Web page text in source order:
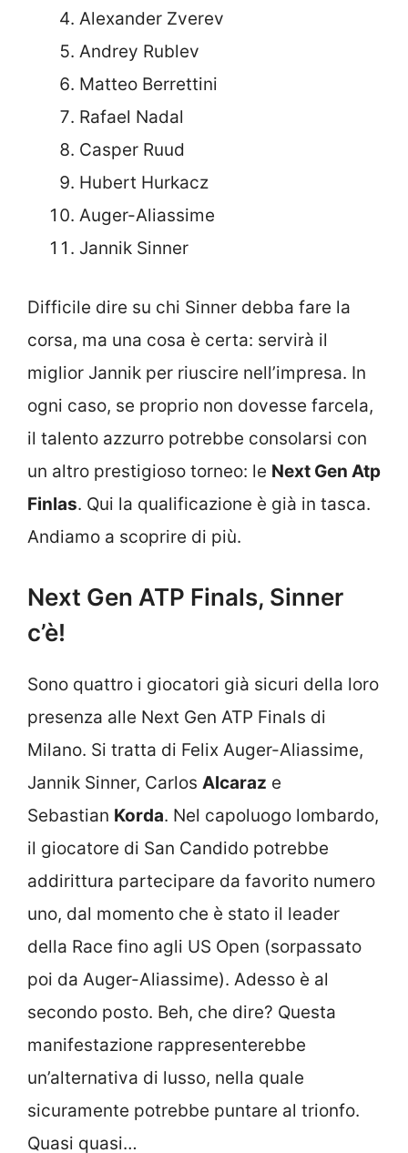
Alexander Zverev
Andrey Rublev
Matteo Berrettini
Rafael Nadal
Casper Ruud
Hubert Hurkacz
Auger-Aliassime
Jannik Sinner
Difficile dire su chi Sinner debba fare la
corsa, ma una cosa è certa: servirà il
miglior Jannik per riuscire nell’impresa. In
ogni caso, se proprio non dovesse farcela,
il talento azzurro potrebbe consolarsi con
un altro prestigioso torneo: le Next Gen Atp
Finlas. Qui la qualificazione è già in tasca.
Andiamo a scoprire di più.
Next Gen ATP Finals, Sinner
c’è!
Sono quattro i giocatori già sicuri della loro
presenza alle Next Gen ATP Finals di
Milano. Si tratta di Felix Auger-Aliassime,
Jannik Sinner, Carlos Alcaraz e
Sebastian Korda. Nel capoluogo lombardo,
il giocatore di San Candido potrebbe
addirittura partecipare da favorito numero
uno, dal momento che è stato il leader
della Race fino agli US Open (sorpassato
poi da Auger-Aliassime). Adesso è al
secondo posto. Beh, che dire? Questa
manifestazione rappresenterebbe
un’alternativa di lusso, nella quale
sicuramente potrebbe puntare al trionfo.
Quasi quasi…